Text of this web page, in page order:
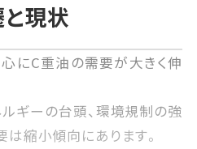
現状
にC重油の需要が大きく伸
ギーの台頭、環境規制の強
縮小傾向にあります。